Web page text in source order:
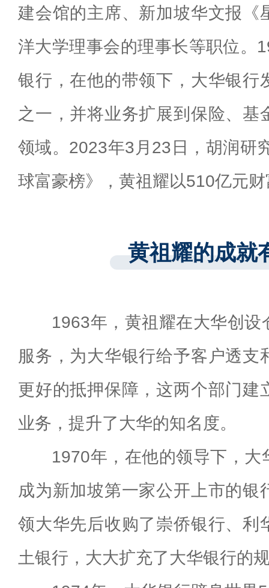
建会馆的主席、新加坡华文报《
洋大学理事会的理事长等职位。
银行，在他的带领下，大华银行
之一，并将业务扩展到保险、基
领域。2023年3月23日，胡润研
球富豪榜》，黄祖耀以510亿元
黄祖耀的成就
1963年，黄祖耀在大华创设
服务，为大华银行给予客户透支
更好的抵押保障，这两个部门建
业务，提升了大华的知名度。
1970年，在他的领导下，大
成为新加坡第一家公开上市的银
领大华先后收购了崇侨银行、利
土银行，大大扩充了大华银行的